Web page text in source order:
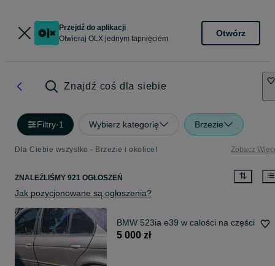
Przejdź do aplikacji
Otwieraj OLX jednym tapnięciem
Otwórz
Znajdź coś dla siebie
Filtry·1 Wybierz kategorię Brzezie
Dla Ciebie wszystko - Brzezie i okolice! Zobacz
ZNALEŹLIŚMY 921 OGŁOSZEŃ
Jak pozycjonowane są ogłoszenia?
BMW 523ia e39 w calości na części
5 000 zł